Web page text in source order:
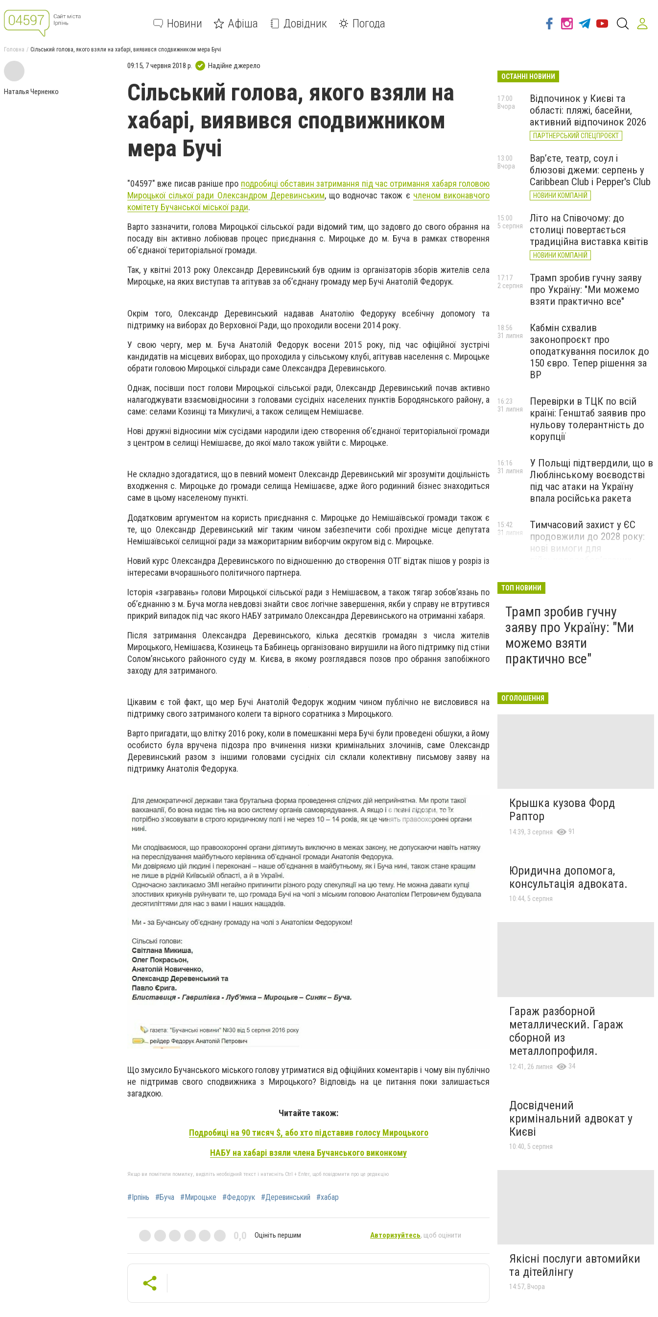
Новини Афіша Довідник Погода
Головна Сільський голова, якого взяли на хабарі, виявився сподвижником мера Бучі
Наталья Черненко
09:15, 7 червня 2018 р. Надійне джерело
Сільський голова, якого взяли на
хабарі, виявився сподвижником
мера Бучі
"04597" вже писав раніше про подробиці обставин затримання під час отримання хабаря головою
Мироцької сілької ради Олександром Деревинським, що водночас також є членом виконавчого
комітету Бучанської міської ради.
Варто зазначити, голова Мироцької сільської ради відомий тим, що задовго до свого обрання на
посаду він активно лобіював процес приєднання с. Мироцьке до м. Буча в рамках створення
об'єднаної територіальної громади.
Так, у квітні 2013 року Олександр Деревинський був одним із організаторів зборів жителів села
Мироцьке, на яких виступав та агітував за об’єднану громаду мер Бучі Анатолій Федорук.
Окрім того, Олександр Деревинський надавав Анатолію Федоруку всебічну допомогу та
підтримку на виборах до Верховної Ради, що проходили восени 2014 року.
У свою чергу, мер м. Буча Анатолій Федорук восени 2015 року, під час офіційної зустрічі
кандидатів на місцевих виборах, що проходила у сільському клубі, агітував населення с. Мироцьке
обрати головою Мироцької сільради саме Олександра Деревинського.
Однак, посівши пост голови Мироцької сільської ради, Олександр Деревинський почав активно
налагоджувати взаємовідносини з головами сусідніх населених пунктів Бородянського району, а
саме: селами Козинці та Микуличі, а також селищем Немішаєве.
Нові дружні відносини між сусідами народили ідею створення об’єднаної територіальної громади
з центром в селищі Немішаєве, до якої мало також увійти с. Мироцьке.
Не складно здогадатися, що в певний момент Олександр Деревинський міг зрозуміти доцільність
входження с. Мироцьке до громади селища Немішаєве, адже його родинний бізнес знаходиться
саме в цьому населеному пункті.
Додатковим аргументом на користь приєднання с. Мироцьке до Немішаївської громади також є
те, що Олександр Деревинський міг таким чином забезпечити собі прохідне місце депутата
Немішаївської селищної ради за мажоритарним виборчим округом від с. Мироцьке.
Новий курс Олександра Деревинського по відношенню до створення ОТГ відтак пішов у розріз із
інтересами вчорашнього політичного партнера.
Історія «загравань» голови Мироцької сільської ради з Немішаєвом, а також тягар зобов’язань по
об’єднанню з м. Буча могла невдовзі знайти своє логічне завершення, якби у справу не втрутився
прикрий випадок під час якого НАБУ затримало Олександра Деревинського на отриманні хабаря.
Після затримання Олександра Деревинського, кілька десятків громадян з числа жителів
Мироцького, Немішаєва, Козинець та Бабинець організовано вирушили на його підтримку під стіни
Солом’янського районного суду м. Києва, в якому розглядався позов про обрання запобіжного
заходу для затриманого.
Цікавим є той факт, що мер Бучі Анатолій Федорук жодним чином публічно не висловився на
підтримку свого затриманого колеги та вірного соратника з Мироцького.
Варто пригадати, що влітку 2016 року, коли в помешканні мера Бучі були проведені обшуки, а йому
особисто була вручена підозра про вчинення низки кримінальних злочинів, саме Олександр
Деревинський разом з іншими головами сусідніх сіл склали колективну письмову заяву на
підтримку Анатолія Федорука.
Що змусило Бучанського міського голову утриматися від офіційних коментарів і чому він публічно
не підтримав свого сподвижника з Мироцького? Відповідь на це питання поки залишається
загадкою.
Читайте також:
Подробиці на 90 тисяч $, або хто підставив голосу Мироцького
НАБУ на хабарі взяли члена Бучанського виконкому
Якщо ви помітили помилку, виділіть необхідний текст і натисніть Ctrl + Enter, щоб повідомити про це редакцію
#Ірпінь #Буча #Мироцьке #Федорук #Деревинський #хабар
0,0 Оцініть першим Авторизуйтесь, щоб оцінити
ОСТАННІ НОВИНИ
Відпочинок у Києві та
області: пляжі, басейни,
активний відпочинок 2026
ПАРТНЕРСЬКИЙ СПЕЦПРОЄКТ
17:00
Вчора
Вар’єте, театр, соул і
блюзові джеми: серпень у
Caribbean Club і Pepper's Club
НОВИНИ КОМПАНІЙ
13:00
Вчора
Літо на Співочому: до
столиці повертається
традиційна виставка квітів
НОВИНИ КОМПАНІЙ
15:00
5 серпня
Трамп зробив гучну заяву
про Україну: "Ми можемо
взяти практично все"
17:17
2 серпня
Кабмін схвалив
законопроєкт про
оподаткування посилок до
150 євро. Тепер рішення за
ВР
18:56
31 липня
Перевірки в ТЦК по всій
країні: Генштаб заявив про
нульову толерантність до
корупції
16:23
31 липня
У Польщі підтвердили, що в
Люблінському воєводстві
під час атаки на Україну
впала російська ракета
16:16
31 липня
Тимчасовий захист у ЄС
продовжили до 2028 року:
нові вимоги для
15:42
31 липня
ТОП НОВИНИ
Трамп зробив гучну
заяву про Україну: "Ми
можемо взяти
практично все"
ОГОЛОШЕННЯ
Крышка кузова Форд
Раптор
14:39, 3 серпня 91
Юридична допомога,
консультація адвоката.
10:44, 5 серпня
Гараж разборной
металлический. Гараж
сборной из
металлопрофиля.
12:41, 26 липня 34
Досвідчений
кримінальний адвокат у
Києві
10:40, 5 серпня
Якісні послуги автомийки
та дітейлінгу
14:57, Вчора